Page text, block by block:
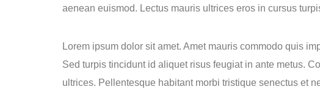
aenean euismod. Lectus mauris ultrices eros in cursus
Lorem ipsum dolor sit amet. Amet mauris commodo quis
Sed turpis tincidunt id aliquet risus feugiat in ante metus.
ultrices. Pellentesque habitant morbi tristique senectus et